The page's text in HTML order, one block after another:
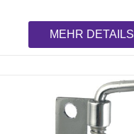
MEHR DETAILS